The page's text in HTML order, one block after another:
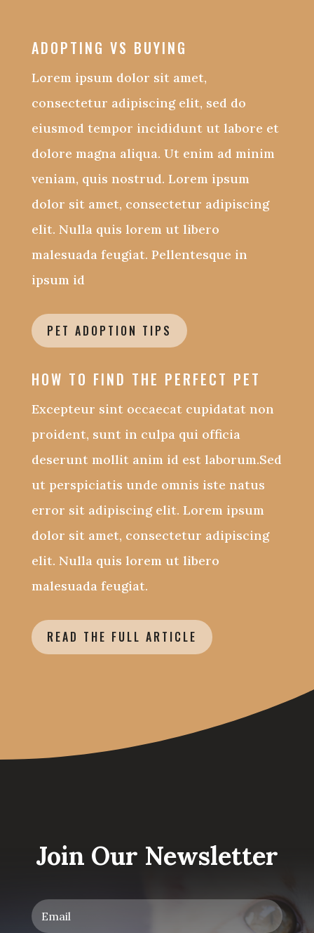
ADOPTING VS BUYING
Lorem ipsum dolor sit amet,
consectetur adipiscing elit, sed do
eiusmod tempor incididunt ut labore et
dolore magna aliqua. Ut enim ad minim
veniam, quis nostrud. Lorem ipsum
dolor sit amet, consectetur adipiscing
elit. Nulla quis lorem ut libero
malesuada feugiat. Pellentesque in
ipsum id
PET ADOPTION TIPS
HOW TO FIND THE PERFECT PET
Excepteur sint occaecat cupidatat non
proident, sunt in culpa qui officia
deserunt mollit anim id est laborum.Sed
ut perspiciatis unde omnis iste natus
error sit adipiscing elit. Lorem ipsum
dolor sit amet, consectetur adipiscing
elit. Nulla quis lorem ut libero
malesuada feugiat.
READ THE FULL ARTICLE
Join Our Newsletter